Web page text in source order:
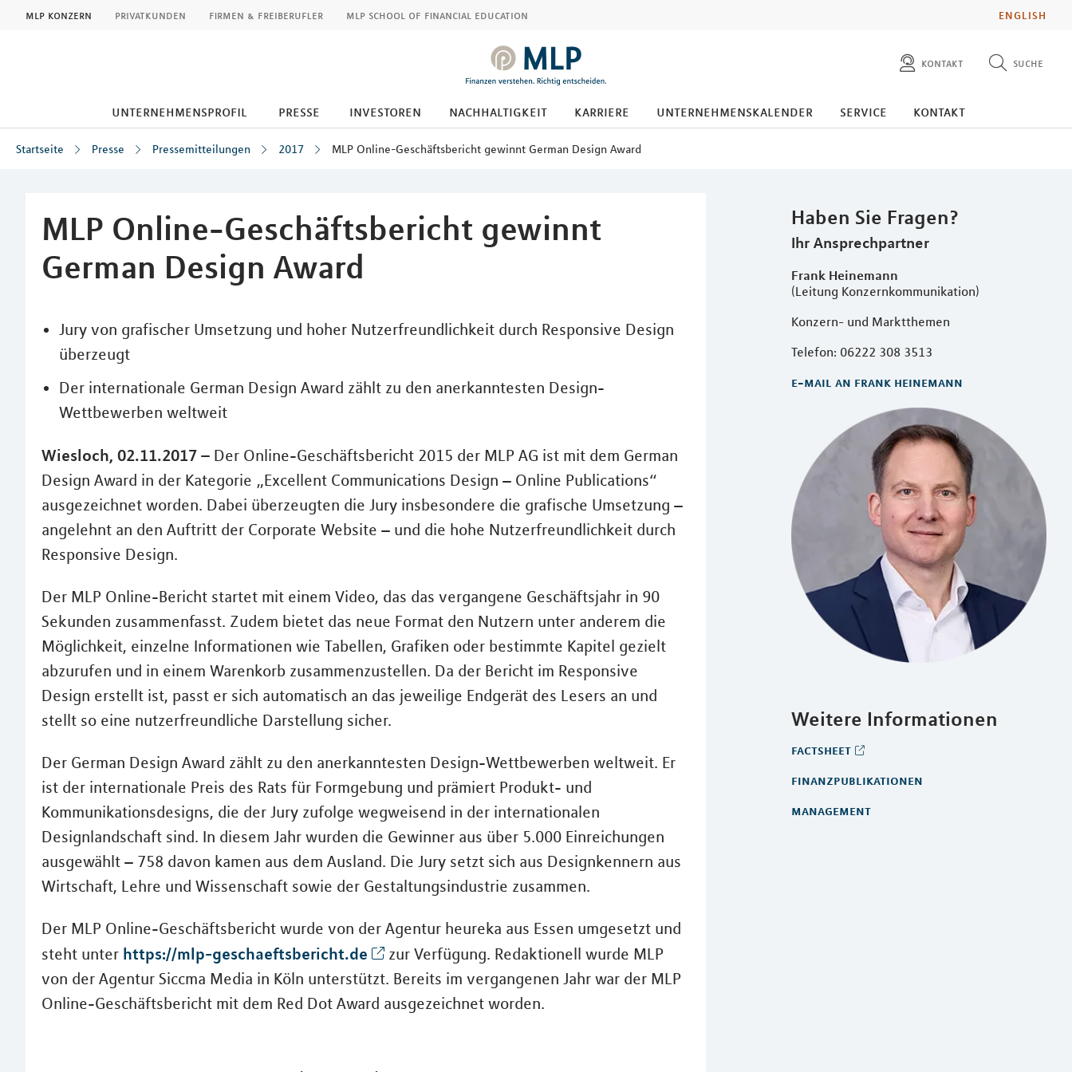
ENGLISH
mlp konzern privatkunden firmen & freiberufler mlp school of financial education
kontakt
presse
suche
diese website durchsuchen
unternehmensprofil presse investoren nachhaltigkeit karriere unternehmenskalender service kontakt
Startseite Presse Pressemitteilungen 2017 MLP Online-Geschäftsbericht gewinnt German Design Award
MLP Online-Geschäftsbericht gewinnt
German Design Award
Haben Sie Fragen?
Ihr Ansprechpartner
Frank Heinemann
(Leitung Konzernkommunikation)
Konzern- und Marktthemen
Telefon: 06222 308 3513
e-mail an frank heinemann
Weitere Informationen
factsheet
finanzpublikationen
management
Jury von grafischer Umsetzung und hoher Nutzerfreundlichkeit durch Responsive Design
überzeugt
Der internationale German Design Award zählt zu den anerkanntesten Design-
Wettbewerben weltweit
Wiesloch, 02.11.2017 – Der Online-Geschäftsbericht 2015 der MLP AG ist mit dem German
Design Award in der Kategorie „Excellent Communications Design – Online Publications“
ausgezeichnet worden. Dabei überzeugten die Jury insbesondere die grafische Umsetzung –
angelehnt an den Auftritt der Corporate Website – und die hohe Nutzerfreundlichkeit durch
Responsive Design.
Der MLP Online-Bericht startet mit einem Video, das das vergangene Geschäftsjahr in 90
Sekunden zusammenfasst. Zudem bietet das neue Format den Nutzern unter anderem die
Möglichkeit, einzelne Informationen wie Tabellen, Grafiken oder bestimmte Kapitel gezielt
abzurufen und in einem Warenkorb zusammenzustellen. Da der Bericht im Responsive
Design erstellt ist, passt er sich automatisch an das jeweilige Endgerät des Lesers an und
stellt so eine nutzerfreundliche Darstellung sicher.
Der German Design Award zählt zu den anerkanntesten Design-Wettbewerben weltweit. Er
ist der internationale Preis des Rats für Formgebung und prämiert Produkt- und
Kommunikationsdesigns, die der Jury zufolge wegweisend in der internationalen
Designlandschaft sind. In diesem Jahr wurden die Gewinner aus über 5.000 Einreichungen
ausgewählt – 758 davon kamen aus dem Ausland. Die Jury setzt sich aus Designkennern aus
Wirtschaft, Lehre und Wissenschaft sowie der Gestaltungsindustrie zusammen.
Der MLP Online-Geschäftsbericht wurde von der Agentur heureka aus Essen umgesetzt und
steht unter https://mlp-geschaeftsbericht.de
zur Verfügung. Redaktionell wurde MLP
von der Agentur Siccma Media in Köln unterstützt. Bereits im vergangenen Jahr war der MLP
Online-Geschäftsbericht mit dem Red Dot Award ausgezeichnet worden.